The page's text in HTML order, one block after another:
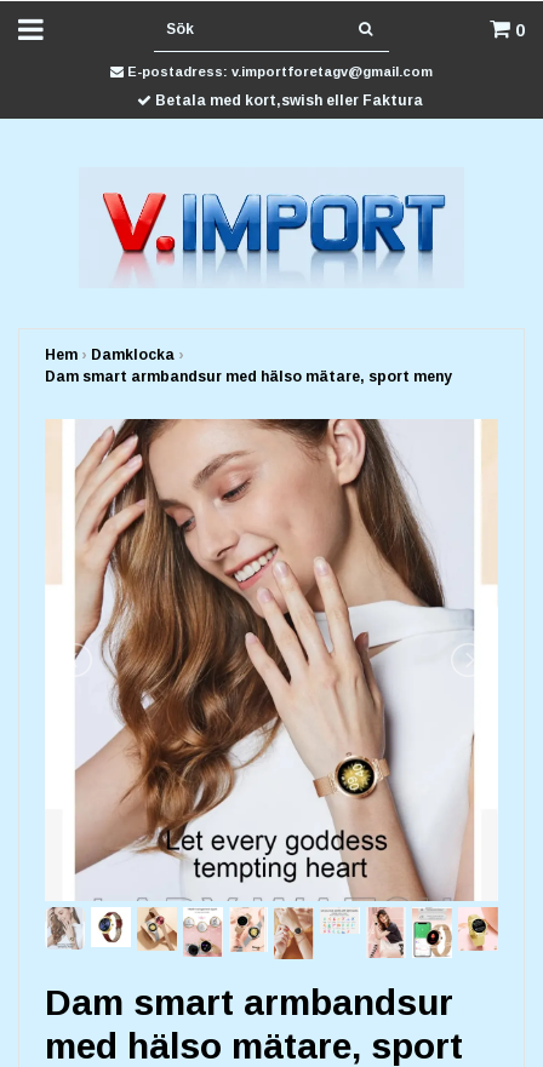
0
E-postadress: v.importforetagv@gmail.com
Betala med kort,swish eller Faktura
Hem › Damklocka ›
Dam smart armbandsur med hälso mätare, sport meny
Dam smart armbandsur
med hälso mätare, sport